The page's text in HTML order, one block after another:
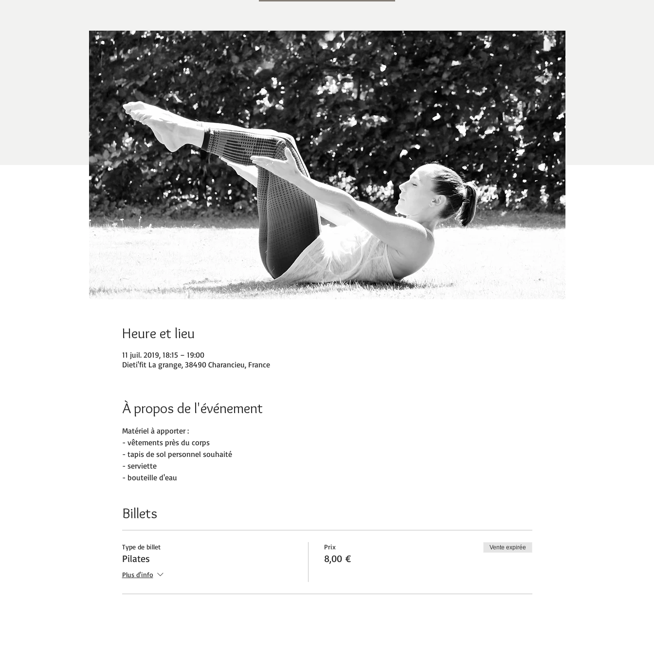
Heure et lieu
11 juil. 2019, 18:15 – 19:00
Dieti'fit La grange, 38490 Charancieu, France
À propos de l'événement
Matériel à apporter :
- vêtements près du corps
- tapis de sol personnel souhaité
- serviette
- bouteille d'eau
Billets
Type de billet
Pilates
Plus d'info
Prix
8,00 €
Vente expirée